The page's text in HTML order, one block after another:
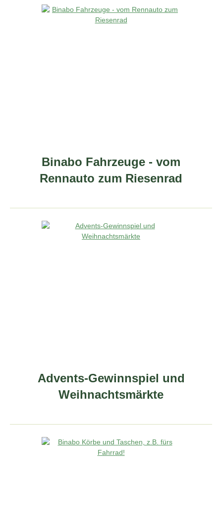
Binabo Fahrzeuge - vom
Rennauto zum Riesenrad
Advents-Gewinnspiel und
Weihnachtsmärkte